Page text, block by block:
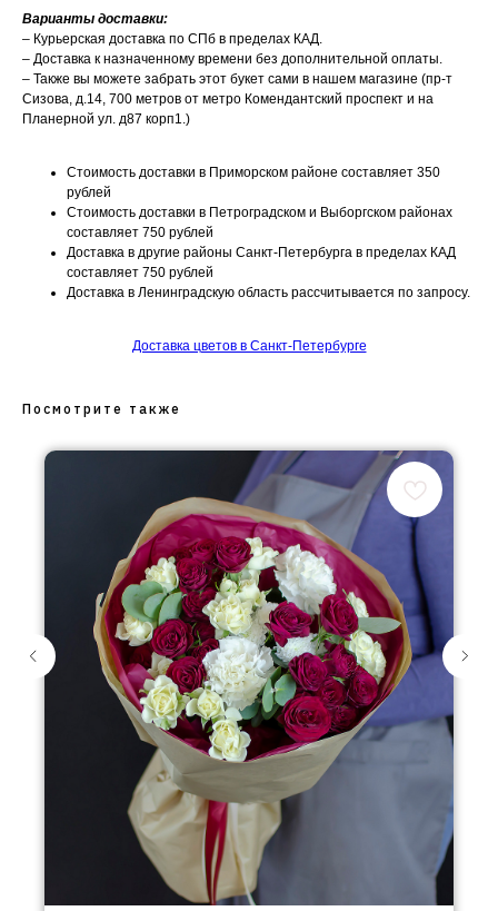
Варианты доставки:
– Курьерская доставка по СПб в пределах КАД.
– Доставка к назначенному времени без дополнительной оплаты.
– Также вы можете забрать этот букет сами в нашем магазине (пр-т
Сизова, д.14, 700 метров от метро Комендантский проспект и на
Планерной ул. д87 корп1.)
Стоимость доставки в Приморском районе составляет 350
рублей
Стоимость доставки в Петроградском и Выборгском районах
составляет 750 рублей
Доставка в другие районы Санкт-Петербурга в пределах КАД
составляет 750 рублей
Доставка в Ленинградскую область рассчитывается по запросу.
Доставка цветов в Санкт-Петербурге
Посмотрите также